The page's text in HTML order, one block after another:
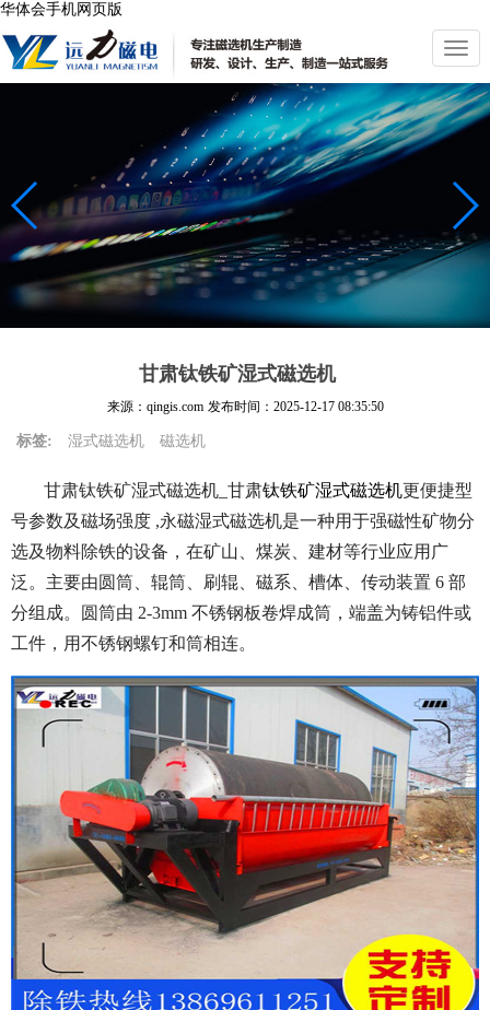
华体会手机网页版
切
换
导
航
甘肃钛铁矿湿式磁选机
来源：qingis.com 发布时间： 2025-12-17 08:35:50
标签: 湿式磁选机 磁选机
甘肃钛铁矿湿式磁选机_甘肃钛铁矿湿式磁选机更便捷型
号参数及磁场强度 ,永磁湿式磁选机是一种用于强磁性矿物分
选及物料除铁的设备，在矿山、煤炭、建材等行业应用广
泛。 主要由圆筒、辊筒、刷辊、磁系、槽体、传动装置 6 部
分组成。圆筒由 2-3mm 不锈钢板卷焊成筒，端盖为铸铝件或
工件，用不锈钢螺钉和筒相连。